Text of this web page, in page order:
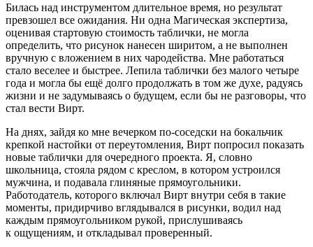
Билась над инструментом длительное время, но результат
превзошел все ожидания. Ни одна Магическая экспертиза,
оценивая стартовую стоимость таблички, не могла
определить, что рисунок нанесен ширитом, а не выполнен
вручную с вложением в них чародейства. Мне работаться
стало веселее и быстрее. Лепила таблички без малого четыре
года и могла бы ещё долго продолжать в том же духе, радуясь
жизни и не задумываясь о будущем, если бы не разговоры, что
стал вести Вирт.
На днях, зайдя ко мне вечерком по-соседски на бокальчик
крепкой настойки от переутомления, Вирт попросил показать
новые таблички для очередного проекта. Я, словно
школьница, стояла рядом с креслом, в котором устроился
мужчина, и подавала глиняные прямоугольники.
Работодатель, которого включал Вирт внутри себя в такие
моменты, придирчиво вглядывался в рисунки, водил над
каждым прямоугольником рукой, прислушиваясь
к ощущениям, и откладывал проверенный.